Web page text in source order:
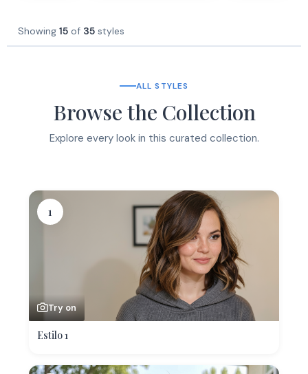
Showing 15 of 35 styles
ALL STYLES
Browse the Collection
Explore every look in this curated collection.
1
Try on
Estilo 1